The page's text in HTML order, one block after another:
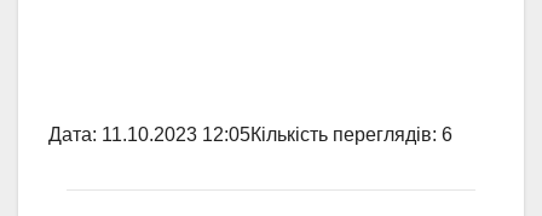
Дата: 11.10.2023 12:05Кількість переглядів: 6